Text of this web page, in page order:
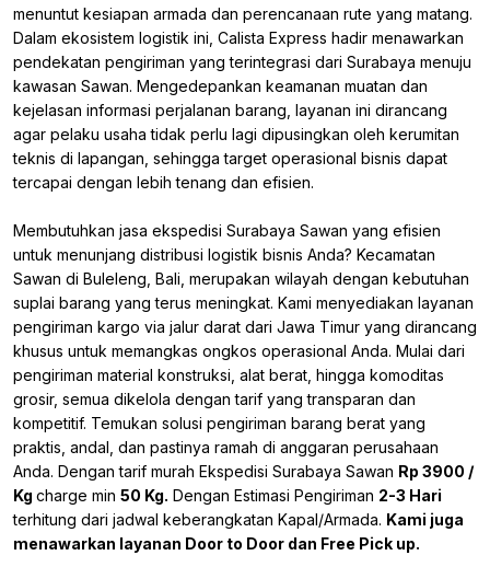
menuntut kesiapan armada dan perencanaan rute yang matang.
Dalam ekosistem logistik ini, Calista Express hadir menawarkan
pendekatan pengiriman yang terintegrasi dari Surabaya menuju
kawasan Sawan. Mengedepankan keamanan muatan dan
kejelasan informasi perjalanan barang, layanan ini dirancang
agar pelaku usaha tidak perlu lagi dipusingkan oleh kerumitan
teknis di lapangan, sehingga target operasional bisnis dapat
tercapai dengan lebih tenang dan efisien.
Membutuhkan jasa ekspedisi Surabaya Sawan yang efisien
untuk menunjang distribusi logistik bisnis Anda? Kecamatan
Sawan di Buleleng, Bali, merupakan wilayah dengan kebutuhan
suplai barang yang terus meningkat. Kami menyediakan layanan
pengiriman kargo via jalur darat dari Jawa Timur yang dirancang
khusus untuk memangkas ongkos operasional Anda. Mulai dari
pengiriman material konstruksi, alat berat, hingga komoditas
grosir, semua dikelola dengan tarif yang transparan dan
kompetitif. Temukan solusi pengiriman barang berat yang
praktis, andal, dan pastinya ramah di anggaran perusahaan
Anda. Dengan tarif murah Ekspedisi Surabaya Sawan Rp 3900 /
Kg charge min 50 Kg. Dengan Estimasi Pengiriman 2-3 Hari
terhitung dari jadwal keberangkatan Kapal/Armada. Kami juga
menawarkan layanan Door to Door dan Free Pick up.